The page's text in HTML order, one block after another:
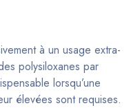
à un usage extra-
polysiloxanes par
lorsqu’une
élevées sont requises.